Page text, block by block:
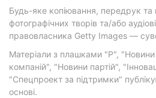
Будь-яке копіювання, передрук та
фотографічних творів та/або
правовласника Getty Images —
Матеріали з плашками "Р",
компаній", "Новини партій",
"Спецпроект за підтримки"
основі.